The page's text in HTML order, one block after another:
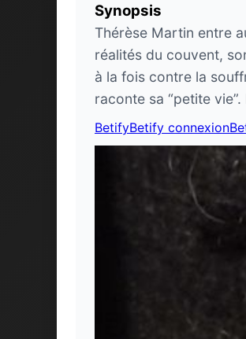
Synopsis
Thérèse Martin entre
réalités du couvent,
à la fois contre la
raconte sa “petite
BetifyBetify connexion